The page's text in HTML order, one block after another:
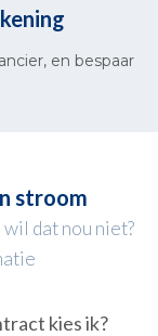
en bespaar
stroom
dat nou niet?
kies ik?